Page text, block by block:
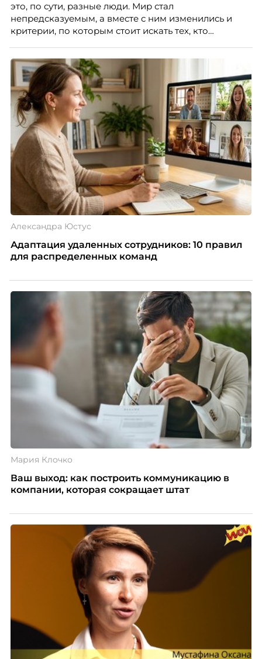
это, по сути, разные люди. Мир стал
непредсказуемым, а вместе с ним изменились и
критерии, по которым стоит искать тех, кто
«свадебного генерала», почему стандартные
системы оценки часто упускают самых талантливых
людей и как выявить лидерский потенциал ещё до
того, как он проявится в цифрах KPI, рассказывает
Тимур Соколов, ключевой эксперт по
стратегическому развитию и формированию
культуры лидерства в организациях.
Александра Юстус
Адаптация удаленных сотрудников: 10 правил
для распределенных команд
Мария Клочко
Ваш выход: как построить коммуникацию в
компании, которая сокращает штат